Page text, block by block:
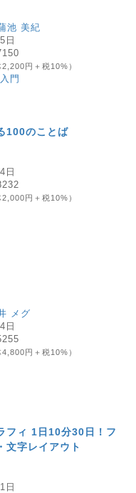
池 美紀
日
2,200円＋税10%）
門
100のことば
日
2,000円＋税10%）
メグ
日
4,800円＋税10%）
フィ 1日10分30日！フ
文字レイアウト
日